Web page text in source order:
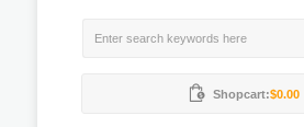
Shopcart:$0.00